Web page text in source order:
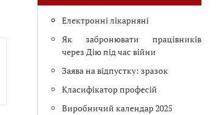
Електронні лікарняні
Як забронювати працівників
через Дію під час війни
Заява на відпустку: зразок
Класифікатор професій
Виробничий календар 2025